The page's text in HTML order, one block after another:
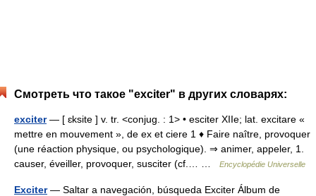
Смотреть что такое "exciter" в других словарях:
exciter— [ ɛksite ] v. tr. <conjug. : 1> • esciter XIIe; lat. excitare «
mettre en mouvement », de ex et ciere 1 ♦ Faire naître, provoquer
(une réaction physique, ou psychologique). ⇒ animer, appeler, 1.
causer, éveiller, provoquer, susciter (cf.… …
Encyclopédie Universelle
Exciter— Saltar a navegación, búsqueda Exciter Álbum de